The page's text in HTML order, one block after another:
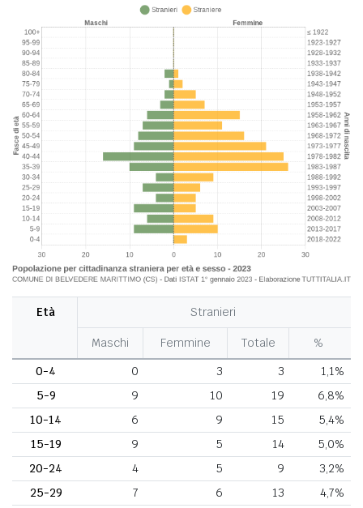
Età Stranieri
Maschi Femmine Totale
%
0-4
0 3 3
1,1%
5-9
9 10 19
6,8%
10-14
6 9 15
5,4%
15-19
9 5 14
5,0%
20-24
4 5 9
3,2%
25-29
7 6 13
4,7%